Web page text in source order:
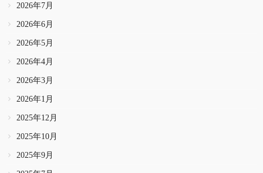
2026年7月
2026年6月
2026年5月
2026年4月
2026年3月
2026年1月
2025年12月
2025年10月
2025年9月